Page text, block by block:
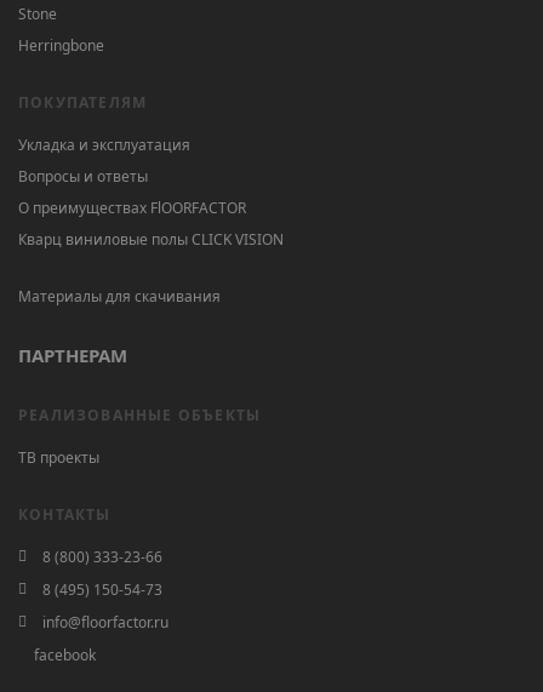
Stone
Herringbone
ПОКУПАТЕЛЯМ
Укладка и эксплуатация
Вопросы и ответы
О преимуществах FlOORFACTOR
Кварц виниловые полы CLICK VISION
Материалы для скачивания
ПАРТНЕРАМ
РЕАЛИЗОВАННЫЕ ОБЪЕКТЫ
ТВ проекты
КОНТАКТЫ
8 (800) 333-23-66
8 (495) 150-54-73
info@floorfactor.ru
facebook